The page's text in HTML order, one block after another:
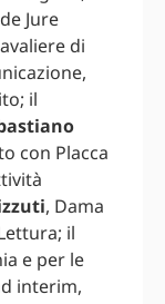
Jure
di
il
con Placca
, Dama
il
e per le
interim,